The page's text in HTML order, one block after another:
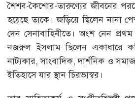
শৈশব-কৈশোর-তারুণ্যের জীবনের
হয়েছে তাকে। জড়িয়ে ছিলেন নানা
দেন সেনাবাহিনীতে। অংশ নেন
নজরুল ইসলাম ছিলেন একাধারে
নাট্যকার, সাংবাদিক, দার্শনিক ও
ইতিহাসে যার স্থান চিরভাস্বর।